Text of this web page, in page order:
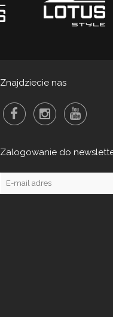
Znajdziecie nas
Zalogowanie do